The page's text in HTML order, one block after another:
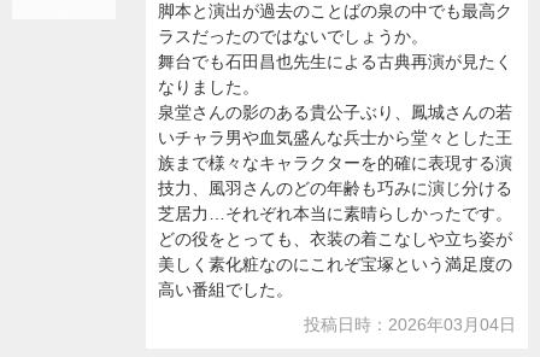
脚本と演出が過去のことばの泉の中でも最高ク
ラスだったのではないでしょうか。
舞台でも石田昌也先生による古典再演が見たく
なりました。
泉堂さんの影のある貴公子ぶり、鳳城さんの若
いチャラ男や血気盛んな兵士から堂々とした王
族まで様々なキャラクターを的確に表現する演
技力、風羽さんのどの年齢も巧みに演じ分ける
芝居力…それぞれ本当に素晴らしかったです。
どの役をとっても、衣装の着こなしや立ち姿が
美しく素化粧なのにこれぞ宝塚という満足度の
高い番組でした。
投稿日時：2026年03月04日